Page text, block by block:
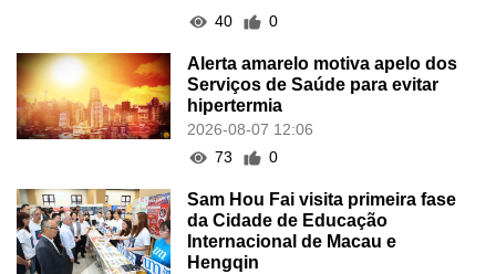
40
0
Alerta amarelo motiva apelo dos
Serviços de Saúde para evitar
hipertermia
2026-08-07 12:06
73
0
Sam Hou Fai visita primeira fase
da Cidade de Educação
Internacional de Macau e
Hengqin